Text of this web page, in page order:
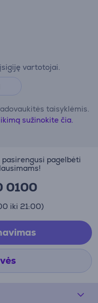
vartotojai.
taisyklėmis.
sužinokite čia.
pagelbėti
0100
iki 21:00)